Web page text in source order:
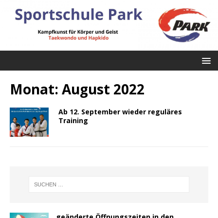
Monat: August 2022
Ab 12. September wieder reguläres
Training